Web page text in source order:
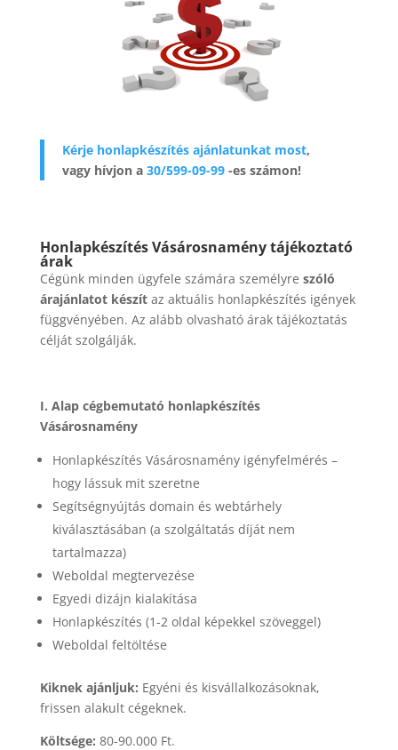
Kérje honlapkészítés ajánlatunkat most,
vagy hívjon a 30/599-09-99-es számon!
Honlapkészítés Vásárosnamény tájékoztató
árak
Cégünk minden ügyfele számára személyre szóló
árajánlatot készítaz aktuális honlapkészítés igények
függvényében. Az alább olvasható árak tájékoztatás
célját szolgálják.
I. Alap cégbemutató honlapkészítés
Vásárosnamény
Honlapkészítés Vásárosnamény igényfelmérés –
hogy lássuk mit szeretne
Segítségnyújtás domain és webtárhely
kiválasztásában (a szolgáltatás díját nem
tartalmazza)
Weboldal megtervezése
Egyedi dizájn kialakítása
Honlapkészítés (1-2 oldal képekkel szöveggel)
Weboldal feltöltése
Kiknek ajánljuk: Egyéni és kisvállalkozásoknak,
frissen alakult cégeknek.
Költsége: 80-90.000 Ft.